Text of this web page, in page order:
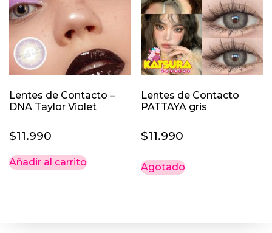
se
elegir
en
la
Lentes de Contacto –
DNA Taylor Violet
$11.990
Añadir al carrito
Lentes de Contacto
PATTAYA gris
$11.990
Agotado